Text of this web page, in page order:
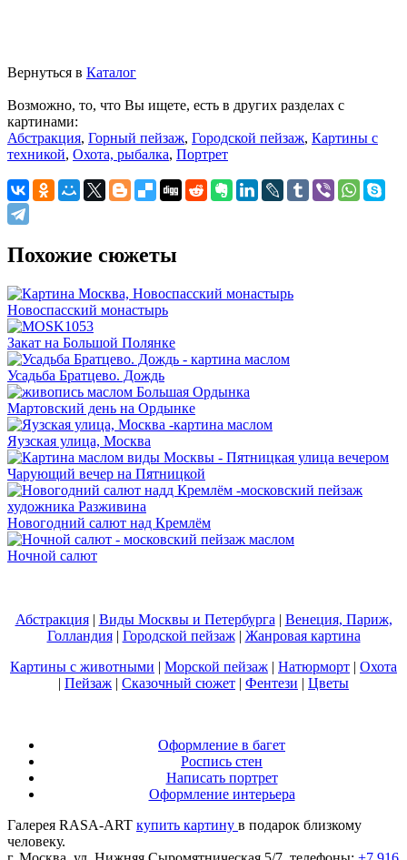
Вернуться в Каталог
Возможно, то, что Вы ищете, есть в других разделах с
картинами:
Абстракция, Горный пейзаж, Городской пейзаж, Картины с
техникой, Охота, рыбалка, Портрет
Похожие сюжеты
Новоспасский монастырь
Закат на Большой Полянке
Усадьба Братцево. Дождь
Мартовский день на Ордынке
Яузская улица, Москва
Чарующий вечер на Пятницкой
Новогодний салют над Кремлём
Ночной салют
Абстракция| Виды Москвы и Петербурга | Венеция, Париж,
Голландия| Городской пейзаж| Жанровая картина
Картины с животными | Морской пейзаж | Натюрморт | Охота
| Пейзаж | Сказочный сюжет | Фентези | Цветы
Оформление в багет
Роспись стен
Написать портрет
Оформление интерьера
Галерея RASA-ART купить картину в подарок близкому
человеку.